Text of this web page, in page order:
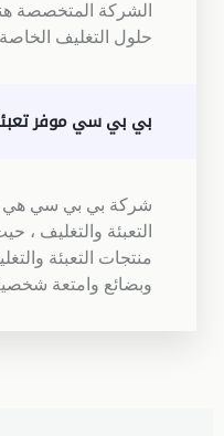
الشركة المتخصصة
حلول التغليف
بي بي سي موفر
شركة بي بي سي هي
التعبئة والتغليف
منتجات التعبئة
وبضائع وامتعة